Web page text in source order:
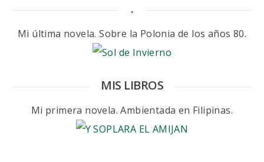
.
Mi última novela. Sobre la Polonia de los años 80.
MIS LIBROS
Mi primera novela. Ambientada en Filipinas.